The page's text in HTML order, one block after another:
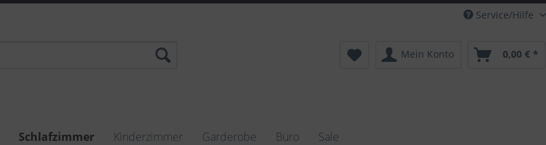
Service/Hilfe
Mein Konto 0,00 € *
Schlafzimmer Kinderzimmer Garderobe Büro Sale